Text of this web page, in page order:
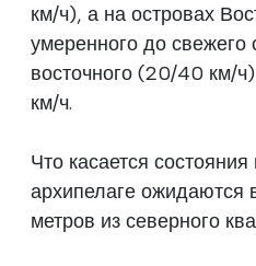
км/ч), а на островах
умеренного до свежего
восточного (20/40 км/
км/ч.
Что касается
архипелаге ожидаются
метров из северного